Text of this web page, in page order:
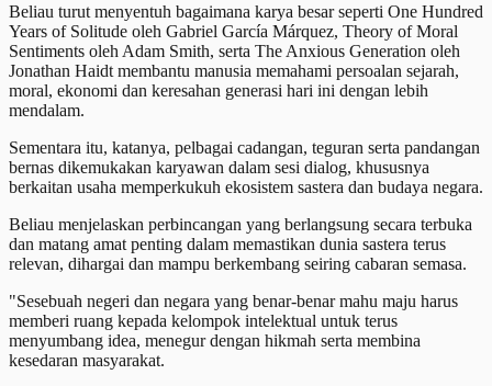
Beliau turut menyentuh bagaimana karya besar seperti One Hundred
Years of Solitude oleh Gabriel García Márquez, Theory of Moral
Sentiments oleh Adam Smith, serta The Anxious Generation oleh
Jonathan Haidt membantu manusia memahami persoalan sejarah,
moral, ekonomi dan keresahan generasi hari ini dengan lebih
mendalam.
Sementara itu, katanya, pelbagai cadangan, teguran serta pandangan
bernas dikemukakan karyawan dalam sesi dialog, khususnya
berkaitan usaha memperkukuh ekosistem sastera dan budaya negara.
Beliau menjelaskan perbincangan yang berlangsung secara terbuka
dan matang amat penting dalam memastikan dunia sastera terus
relevan, dihargai dan mampu berkembang seiring cabaran semasa.
"Sesebuah negeri dan negara yang benar-benar mahu maju harus
memberi ruang kepada kelompok intelektual untuk terus
menyumbang idea, menegur dengan hikmah serta membina
kesedaran masyarakat.